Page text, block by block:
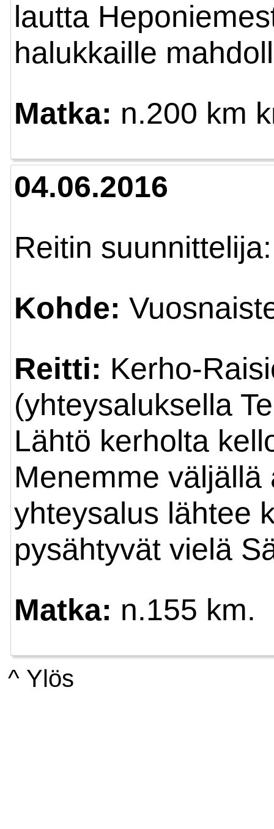
lautta
halukkaille
Matka: n.200 km
04.06.2016
Reitin
Kohde:
Reitti: Kerho-
(yhteysaluksella
Lähtö kerholta
Menemme
yhteysalus lähtee
pysähtyvät vielä
Matka: n.155
^ Ylös